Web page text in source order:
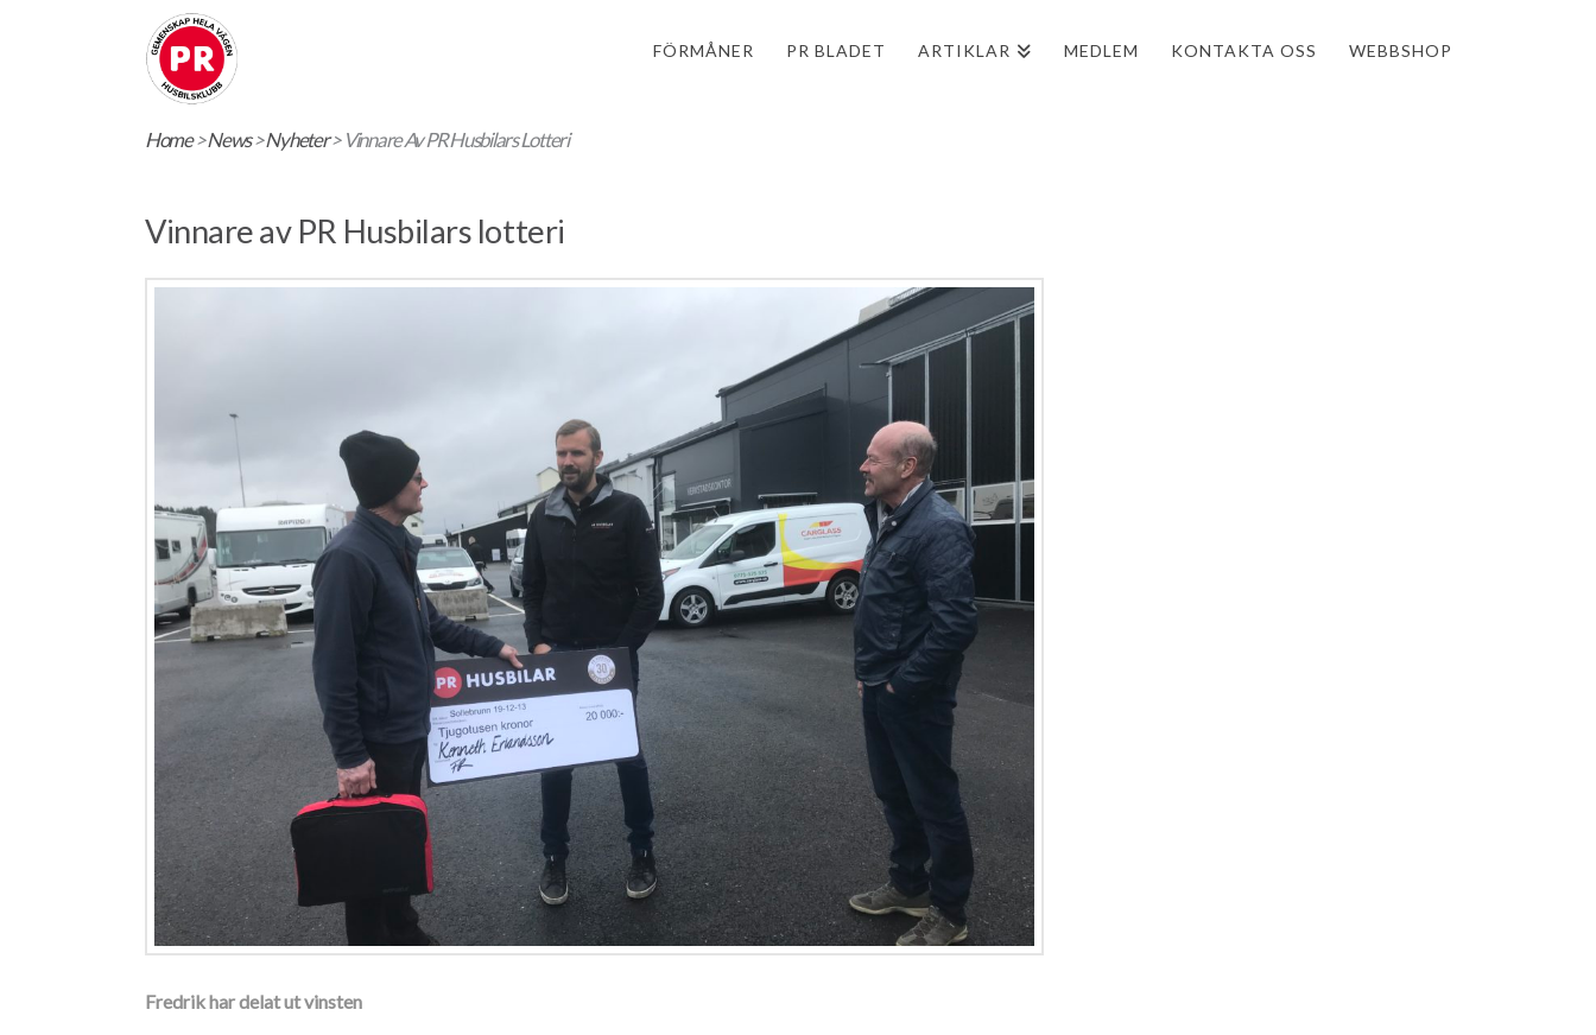
FÖRMÅNER PR BLADET ARTIKLAR MEDLEM KONTAKTA OSS WEBBSHOP
Home>News>Nyheter>Vinnare Av PR Husbilars Lotteri
Vinnare av PR Husbilars lotteri
Fredrik har delat ut vinsten